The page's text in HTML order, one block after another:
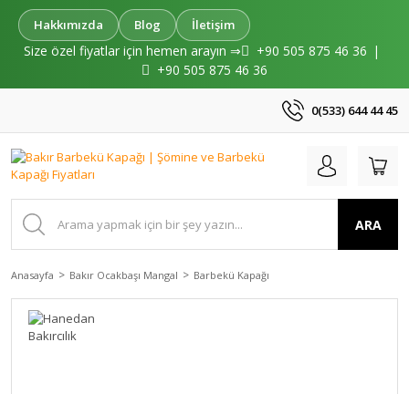
Hakkımızda Blog İletişim
Size özel fiyatlar için hemen arayın ⇒ +90 505 875 46 36 |
+90 505 875 46 36
0(533) 644 44 45
ARA
Anasayfa Bakır Ocakbaşı Mangal Barbekü Kapağı